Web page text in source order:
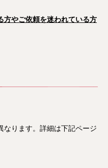
方やご依頼を迷われている方
ります。詳細は下記ページ